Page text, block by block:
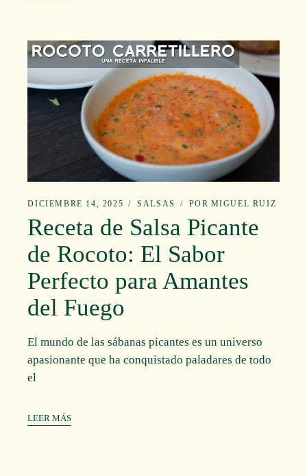
DICIEMBRE 14, 2025 SALSAS POR MIGUEL RUIZ
Receta de Salsa Picante
de Rocoto: El Sabor
Perfecto para Amantes
del Fuego
El mundo de las sábanas picantes es un universo
apasionante que ha conquistado paladares de todo
el
LEER MÁS